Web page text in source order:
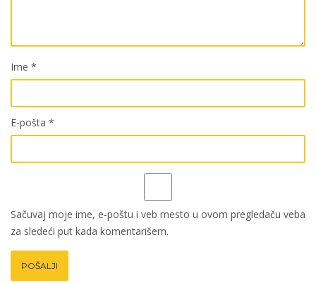
Ime *
E-pošta *
Sačuvaj moje ime, e-poštu i veb mesto u ovom pregledaču veba
za sledeći put kada komentarišem.